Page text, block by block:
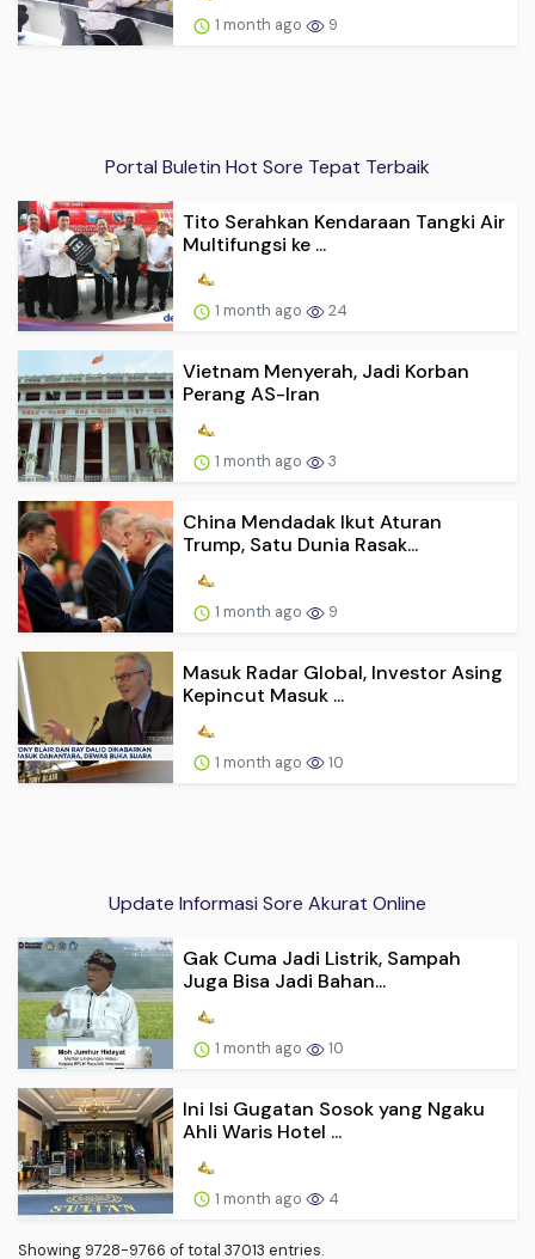
1 month ago 9
Portal Buletin Hot Sore Tepat Terbaik
Tito Serahkan Kendaraan Tangki Air
Multifungsi ke ...
1 month ago 24
Vietnam Menyerah, Jadi Korban
Perang AS-Iran
1 month ago 3
China Mendadak Ikut Aturan
Trump, Satu Dunia Rasak...
1 month ago 9
Masuk Radar Global, Investor Asing
Kepincut Masuk ...
1 month ago 10
Update Informasi Sore Akurat Online
Gak Cuma Jadi Listrik, Sampah
Juga Bisa Jadi Bahan...
1 month ago 10
Ini Isi Gugatan Sosok yang Ngaku
Ahli Waris Hotel ...
1 month ago 4
Showing 9728-9766 of total 37013 entries.